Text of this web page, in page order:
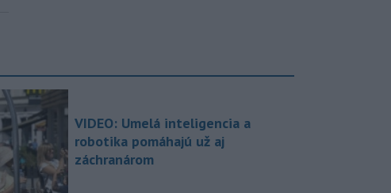
VIDEO: Umelá inteligencia a
robotika pomáhajú už aj
záchranárom